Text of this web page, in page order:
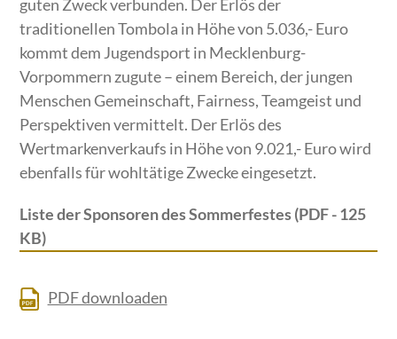
guten Zweck verbunden. Der Erlös der
traditionellen Tombola in Höhe von 5.036,- Euro
kommt dem Jugendsport in Mecklenburg-
Vorpommern zugute – einem Bereich, der jungen
Menschen Gemeinschaft, Fairness, Teamgeist und
Perspektiven vermittelt. Der Erlös des
Wertmarkenverkaufs in Höhe von 9.021,- Euro wird
ebenfalls für wohltätige Zwecke eingesetzt.
Liste der Sponsoren des Sommerfestes (PDF - 125
KB)
PDF downloaden